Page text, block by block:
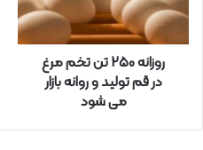
ر
روزانه ۲۵۰ تن تخم مرغ
در قم تولید و روانه بازار
می شود